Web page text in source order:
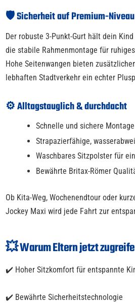
🛡️ Sicherheit auf Premium-Niveau
Der robuste 3-Punkt-Gurt hält dein
die stabile Rahmenmontage für
Hohe Seitenwangen bieten
lebhaften Stadtverkehr ein echter
⚙️ Alltagstauglich & durchdacht
Schnelle und sichere
Strapazierfähige,
Waschbares Sitzpolster für
Bewährte Britax-Römer
Ob Kita-Weg, Wochenendtour oder
Jockey Maxi wird jede Fahrt zur
💥 Warum Eltern jetzt
✔️ Hoher Sitzkomfort für entspannte
✔️ Bewährte Sicherheitstechnologie